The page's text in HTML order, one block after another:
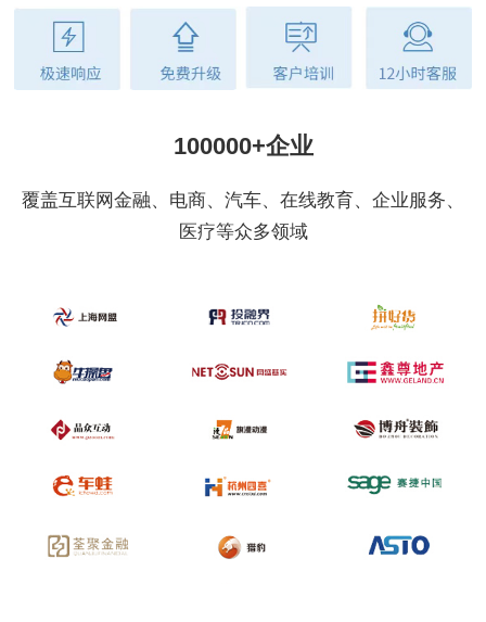
100000+企业
覆盖互联网金融、电商、汽车、在线教育、企业服务、
医疗等众多领域